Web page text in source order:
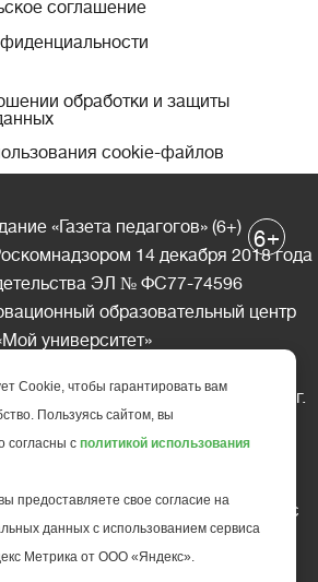
соглашение
обработки и защиты
cookie-файлов
«Газета педагогов» (6+)
14 декабря 2018 года
ЭЛ № ФС77-74596
образовательный центр
университет»
Россия, Республика Карелия, г.
Фридриха Энгельса д.10, офис 211
+7 (499) 685-10-45
газеты допускается только c
разрешения редакции
педагогов» обязательна.
6+
Cookie, чтобы гарантировать вам
Пользуясь сайтом, вы
согласны с политикой использования
предоставляете свое согласие на
данных с использованием сервиса
Метрика от ООО «Яндекс».